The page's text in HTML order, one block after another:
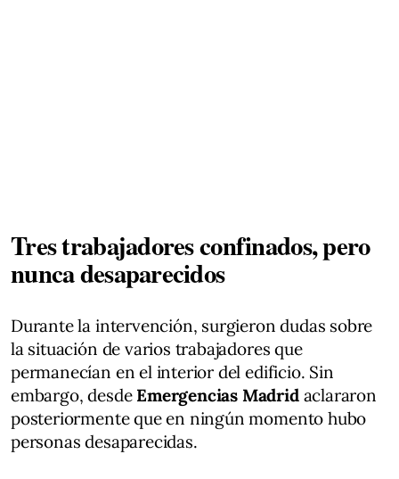
Tres trabajadores confinados, pero
nunca desaparecidos
Durante la intervención, surgieron dudas sobre
la situación de varios trabajadores que
permanecían en el interior del edificio. Sin
embargo, desde Emergencias Madridaclararon
posteriormente que en ningún momento hubo
personas desaparecidas.